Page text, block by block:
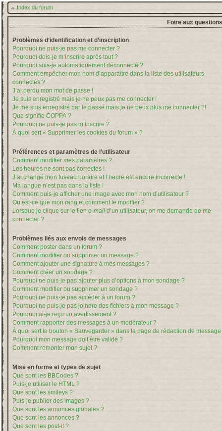
Index du forum
Foire aux
Problèmes d’identification et d’inscription
Pourquoi ne puis-je pas me connecter ?
Pourquoi dois-je m’inscrire après tout ?
Pourquoi suis-je automatiquement déconnecté ?
Comment empêcher mon nom d’apparaître dans la liste des utilisateurs
connectés ?
J’ai perdu mon mot de passe !
Je suis enregistré mais je ne peux pas me connecter !
Je me suis enregistré par le passé mais je ne peux plus me connecter ?!
Que signifie COPPA ?
Pourquoi ne puis-je pas m’inscrire ?
À quoi sert « Supprimer les cookies du forum » ?
Préférences et paramètres de l’utilisateur
Comment modifier mes paramètres ?
Les heures ne sont pas correctes !
J’ai changé mon fuseau horaire et l’heure est encore incorrecte !
Ma langue n’est pas dans la liste !
Comment puis-je afficher une image avec mon nom d’utilisateur ?
Qu’est-ce que mon rang et comment le modifier ?
Lorsque je clique sur le lien e-mail d’un utilisateur, on me demande de me
connecter ?
Problèmes liés aux envois de messages
Comment poster dans un forum ?
Comment modifier ou supprimer un message ?
Comment ajouter une signature à mes messages ?
Comment créer un sondage ?
Pourquoi ne puis-je pas ajouter plus d’options à mon sondage ?
Comment modifier ou supprimer un sondage ?
Pourquoi ne puis-je pas accéder à un forum ?
Pourquoi ne puis-je pas joindre des fichiers à mon message ?
Pourquoi ai-je reçu un avertissement ?
Comment rapporter des messages à un modérateur ?
À quoi sert le bouton « Sauvegarder » dans la page de rédaction de message
Pourquoi mon message doit être validé ?
Comment remonter mon sujet ?
Mise en forme et types de sujet
Que sont les BBCodes ?
Puis-je utiliser le HTML ?
Que sont les smileys ?
Puis-je publier des images ?
Que sont les annonces globales ?
Que sont les annonces ?
Que sont les post-it ?